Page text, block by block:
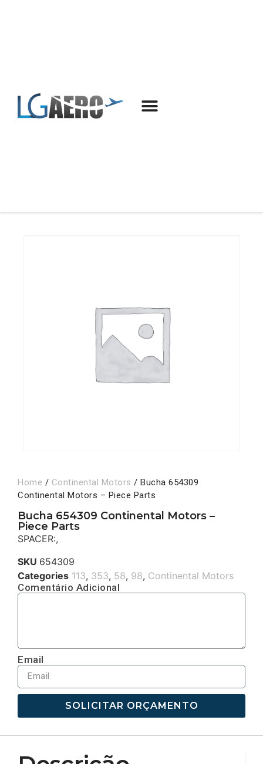
Home / Continental Motors / Bucha 654309
Continental Motors – Piece Parts
Bucha 654309 Continental Motors –
Piece Parts
SPACER:,
SKU 654309
Categories 113, 353, 58, 98, Continental Motors
Comentário Adicional
Email
SOLICITAR ORÇAMENTO